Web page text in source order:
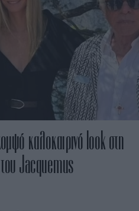
καλοκαιρινό look στη
Jacquemus